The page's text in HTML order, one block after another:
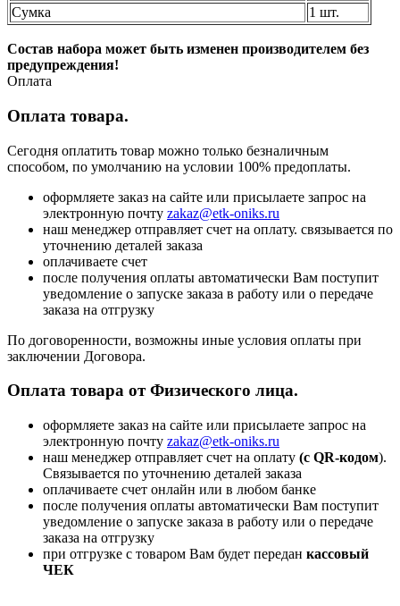
Сумка
1 шт.
Состав набора может быть изменен производителем без
предупреждения!
Оплата
Оплата товара.
Сегодня оплатить товар можно только безналичным
способом, по умолчанию на условии 100% предоплаты.
оформляете заказ на сайте или присылаете запрос на
электронную почту zakaz@etk-oniks.ru
наш менеджер отправляет счет на оплату. связывается по
уточнению деталей заказа
оплачиваете счет
после получения оплаты автоматически Вам поступит
уведомление о запуске заказа в работу или о передаче
заказа на отгрузку
По договоренности, возможны иные условия оплаты при
заключении Договора.
Оплата товара от Физического лица.
оформляете заказ на сайте или присылаете запрос на
электронную почту zakaz@etk-oniks.ru
наш менеджер отправляет счет на оплату (с QR-кодом).
Связывается по уточнению деталей заказа
оплачиваете счет онлайн или в любом банке
после получения оплаты автоматически Вам поступит
уведомление о запуске заказа в работу или о передаче
заказа на отгрузку
при отгрузке с товаром Вам будет передан кассовый
ЧЕК